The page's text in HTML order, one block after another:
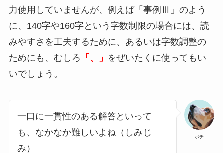
力使用していませんが、例えば「事例Ⅲ」のよう
に、140字や160字という字数制限の場合には、読
みやすさを工夫するために、あるいは字数調整の
ためにも、むしろ 「、」 をぜいたくに使ってもい
いでしょう。
ポチ
一口に一貫性のある解答といって
も、なかなか難しいよね（しみじ
み）